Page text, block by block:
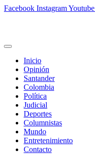
Facebook InstagramYoutube
Inicio
Opinión
Santander
Colombia
Política
Judicial
Deportes
Columnistas
Mundo
Entretenimiento
Contacto